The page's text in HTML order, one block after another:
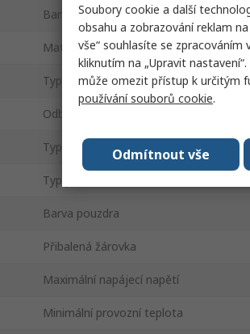
Barva čočky
Materiál pouzdra
Typ žárovky
Odběr proudu
Typ montáže
Typ proudu
Barva pouzdra
Přibalená žárovka
Maximální napájecí napětí
Minimální provozní teplota
Soubory cookie a další
obsahu a zobrazování reklam
vše“ souhlasíte se
kliknutím na „Upravit
může omezit přístup k určitým
používání souborů cookie.
Odmítnout vše